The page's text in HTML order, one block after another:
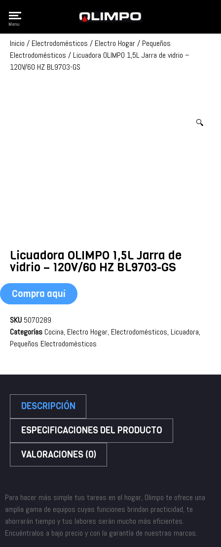
Olimpo
Menu
Inicio / Electrodomésticos / Electro Hogar/ Pequeños
Electrodomésticos / Licuadora OLIMPO 1,5L Jarra de vidrio –
120V/60 HZ BL9703-GS
🔍
Licuadora OLIMPO 1,5L Jarra de
vidrio – 120V/60 HZ BL9703-GS
Compra aquí
SKU 5070289
Categorías Cocina, Electro Hogar, Electrodomésticos, Licuadora,
Pequeños Electrodomésticos
DESCRIPCIÓN
ESPECIFICACIONES DEL PRODUCTO
VALORACIONES (0)
Para hacer más simple tus tareas en el hogar, Olimpo te ofrece una
amplia gama de equipos cuyas funciones brindan practicidad, te
ahorrarán tiempo y tus labores serán mucho más eficientes.
Encuéntralos a bajo precio y con la garantía de nuestras marcas.